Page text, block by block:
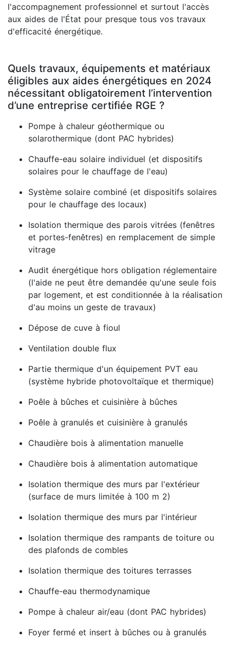
l'accompagnement professionnel et surtout l'accès
aux aides de l'État pour presque tous vos travaux
d'efficacité énergétique.
Quels travaux, équipements et matériaux
éligibles aux aides énergétiques en 2024
nécessitant obligatoirement l’intervention
d’une entreprise certifiée RGE ?
Pompe à chaleur géothermique ou
solarothermique (dont PAC hybrides)
Chauffe-eau solaire individuel (et dispositifs
solaires pour le chauffage de l'eau)
Système solaire combiné (et dispositifs solaires
pour le chauffage des locaux)
Isolation thermique des parois vitrées (fenêtres
et portes-fenêtres) en remplacement de simple
vitrage
Audit énergétique hors obligation réglementaire
(l'aide ne peut être demandée qu'une seule fois
par logement, et est conditionnée à la réalisation
d'au moins un geste de travaux)
Dépose de cuve à fioul
Ventilation double flux
Partie thermique d'un équipement PVT eau
(système hybride photovoltaïque et thermique)
Poêle à bûches et cuisinière à bûches
Poêle à granulés et cuisinière à granulés
Chaudière bois à alimentation manuelle
Chaudière bois à alimentation automatique
Isolation thermique des murs par l'extérieur
(surface de murs limitée à 100 m 2)
Isolation thermique des murs par l'intérieur
Isolation thermique des rampants de toiture ou
des plafonds de combles
Isolation thermique des toitures terrasses
Chauffe-eau thermodynamique
Pompe à chaleur air/eau (dont PAC hybrides)
Foyer fermé et insert à bûches ou à granulés